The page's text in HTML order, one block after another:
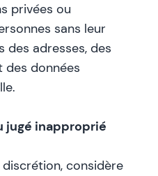
privées ou
sans leur
adresses, des
des données
jugé inapproprié
considère